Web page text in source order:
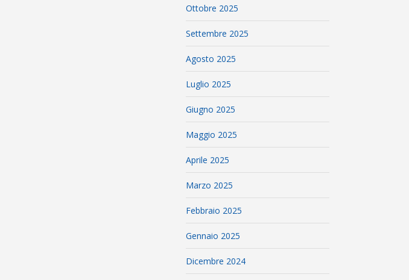
Ottobre 2025
Settembre 2025
Agosto 2025
Luglio 2025
Giugno 2025
Maggio 2025
Aprile 2025
Marzo 2025
Febbraio 2025
Gennaio 2025
Dicembre 2024